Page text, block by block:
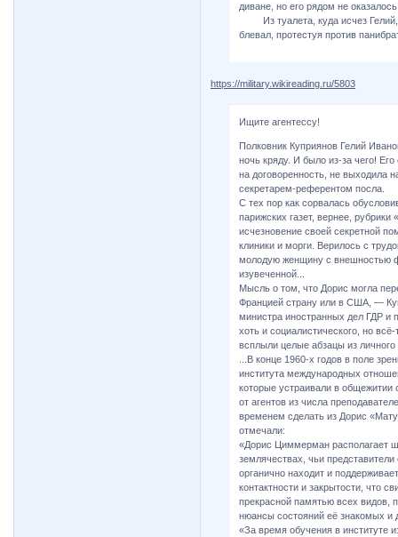
диване, но его рядом не
Из туалета, куда исчез Гелий,
блевал, протестуя против
https://military.wikireading.ru/5803
Ищите агентессу!
Полковник Куприянов Гелий
ночь кряду. И было из-за чего!
на договоренность, не выходила
секретарем-референтом посла.
С тех пор как сорвалась
парижских газет, вернее,
исчезновение своей секретной
клиники и морги. Верилось с
молодую женщину с внешностью
изувеченной...
Мысль о том, что Дорис могла
Францией страну или в США, —
министра иностранных дел ГДР и
хоть и социалистического, но
всплыли целые абзацы из
...В конце 1960-х годов в поле
института международных
которые устраивали в
от агентов из числа
временем сделать из Дорис
отмечали:
«Дорис Циммерман располагает
землячествах, чьи
органично находит и
контактности и закрытости, что
прекрасной памятью всех видов,
нюансы состояний её знакомых и
«За время обучения в институте